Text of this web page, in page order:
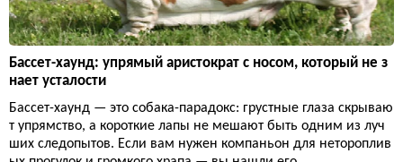
Бассет-хаунд: упрямый аристократ с носом, который не з
нает усталости
Бассет-хаунд — это собака-парадокс: грустные глаза скрываю
т упрямство, а короткие лапы не мешают быть одним из луч
ших следопытов. Если вам нужен компаньон для нетороплив